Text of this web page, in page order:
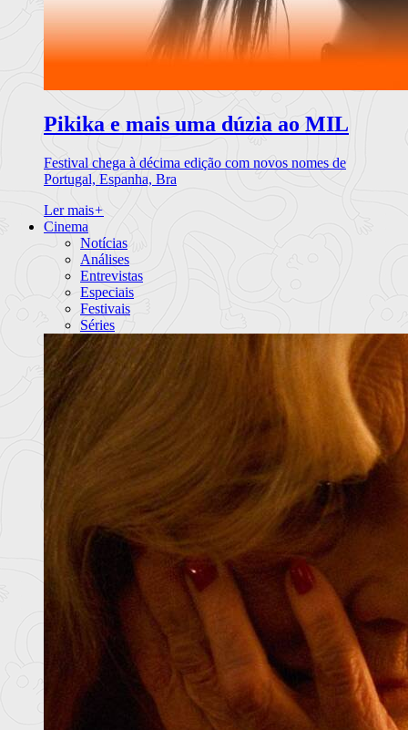
Pikika e mais uma dúzia ao MIL
Festival chega à décima edição com novos nomes de
Portugal, Espanha, Bra
Ler mais+
Cinema
Notícias
Análises
Entrevistas
Especiais
Festivais
Séries